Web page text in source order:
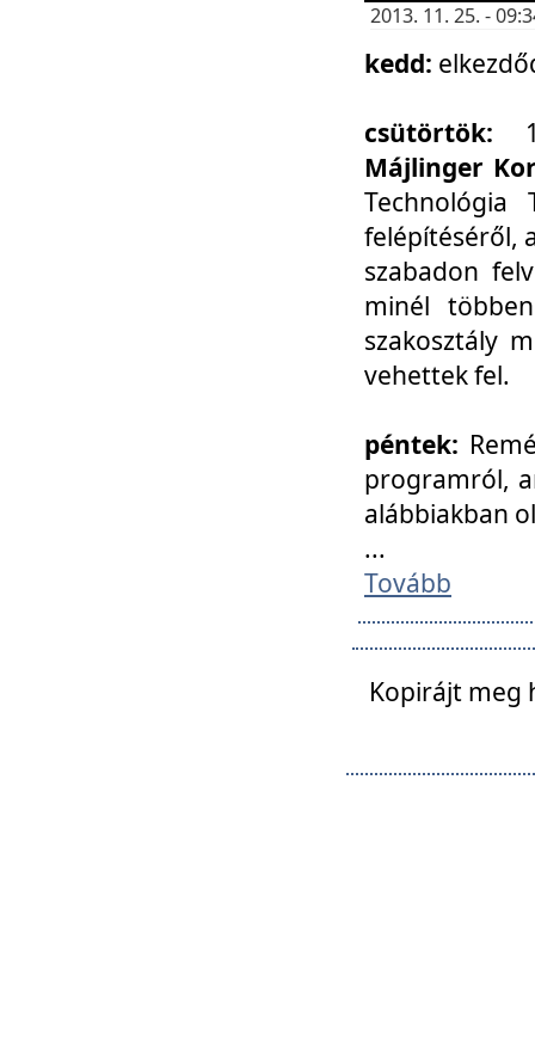
2013. 11. 25. -
kedd:
csütörtök:
Májlinger
Technológia
felépítéséről,
szabadon
minél
szakosztály
vehettek fel.
péntek:
programról,
alábbiakban
...
Tovább
Kopirájt meg